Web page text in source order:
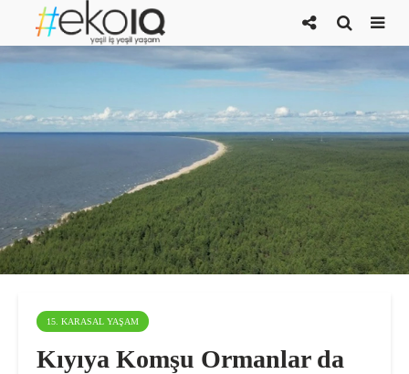
15. KARASAL YAŞAM
Kıyıya Komşu Ormanlar da